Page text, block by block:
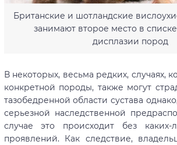
Британские и шотландские
занимают второе место в
дисплазии пород
В некоторых, весьма редких, случаях,
конкретной породы, также могут
тазобедренной области сустава
серьезной наследственной
случае это происходит без каких-
проявлений. Как следствие,